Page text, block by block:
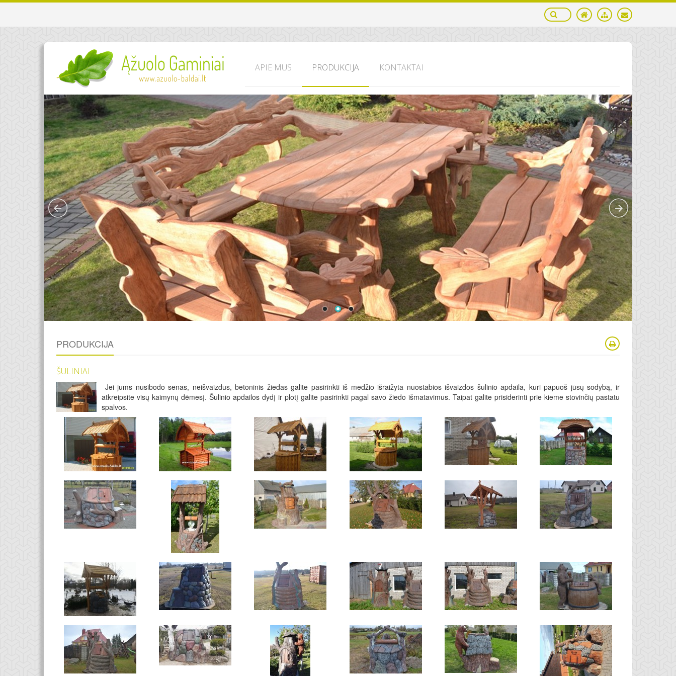
APIE MUS PRODUKCIJA KONTAKTAI
PRODUKCIJA
ŠULINIAI
Jei jums nusibodo senas, neišvaizdus, betoninis žiedas galite pasirinkti iš medžio išraižyta nuostabios išvaizdos šulinio apdaila, kuri papuoš jūsų sodybą, ir
atkreipsite visų kaimynų dėmesį. Šulinio apdailos dydį ir plotį galite pasirinkti pagal savo žiedo išmatavimus. Taipat galite prisiderinti prie kieme stovinčių pastatu
spalvos.